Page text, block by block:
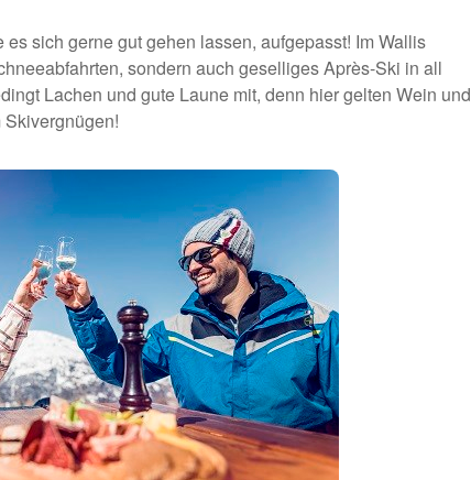
sich gerne gut gehen lassen, aufgepasst! Im Wallis
sondern auch geselliges Après-Ski in all
Lachen und gute Laune mit, denn hier gelten Wein und